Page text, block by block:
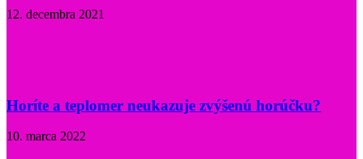
12. decembra 2021
Horíte a teplomer neukazuje zvýšenú horúčku?
10. marca 2022